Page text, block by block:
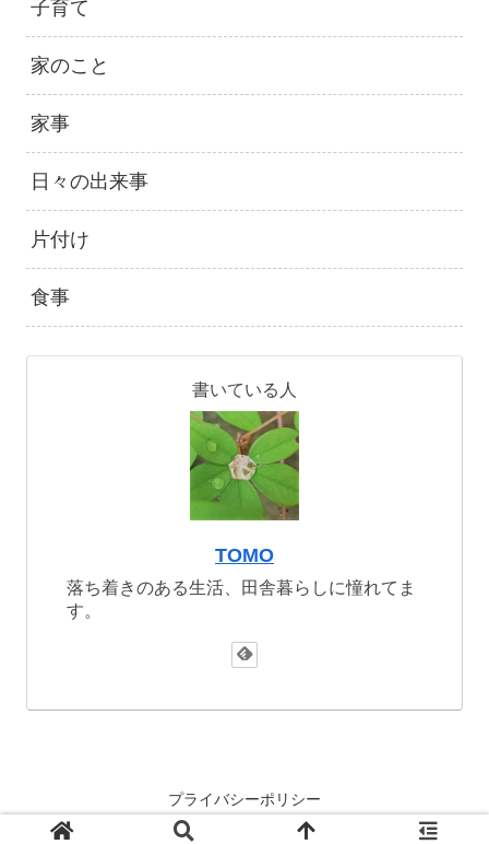
子育て
家のこと
家事
日々の出来事
片付け
食事
書いている人
TOMO
落ち着きのある生活、田舎暮らしに憧れてま
す。
プライバシーポリシー
© 2021-2026 TOMO@HOME.